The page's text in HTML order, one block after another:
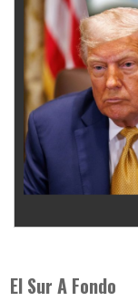
El Sur A Fondo